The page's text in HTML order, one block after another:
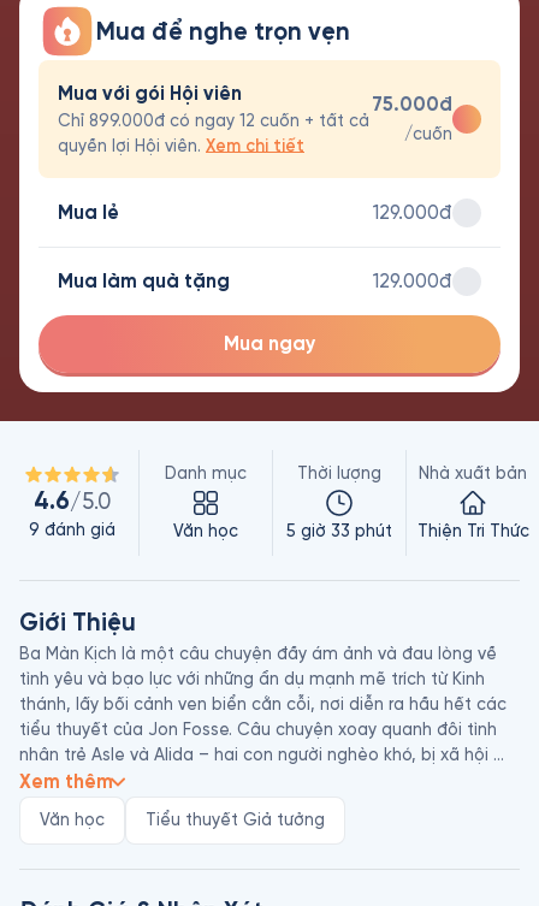
Mua để nghe trọn vẹn
Mua với gói Hội viên
Chỉ 899.000đ có ngay 12 cuốn + tất cả
quyền lợi Hội viên. Xem chi tiết
75.000đ
/cuốn
Mua lẻ 129.000đ
Mua làm quà tặng 129.000đ
Mua ngay
4.6/5.0
9 đánh giá
Danh mục
Văn học
Thời lượng
5 giờ 33 phút
Nhà xuất bản
Thiện Tri Thức
Giới Thiệu
Ba Màn Kịch là một câu chuyện đầy ám ảnh và đau lòng về
tình yêu và bạo lực với những ẩn dụ mạnh mẽ trích từ Kinh
thánh, lấy bối cảnh ven biển cằn cỗi, nơi diễn ra hầu hết các
tiểu thuyết của Jon Fosse. Câu chuyện xoay quanh đôi tình
nhân trẻ Asle và Alida – hai con người nghèo khó, bị xã hội
ruồng bỏ, cố gắng tìm một nơi để tồn tại và yêu nhau trong
một thế giới lạnh lẽo. Trong cơn tuyệt vọng và bế tắc, Asle
dần bị đẩy tới những hành động vượt khỏi ranh giới đạo đức
Xem thêm
Văn học Tiểu thuyết Giả tưởng